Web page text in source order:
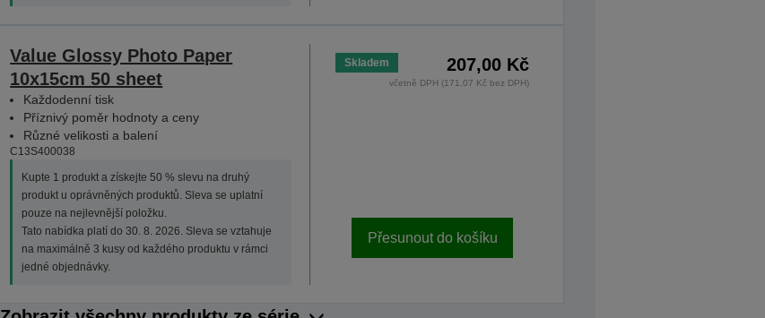
Value Glossy Photo Paper
10x15cm 50 sheet
Každodenní tisk
Příznivý poměr hodnoty a ceny
Různé velikosti a balení
C13S400038
Kupte 1 produkt a získejte 50 % slevu na druhý
produkt u oprávněných produktů. Sleva se uplatní
pouze na nejlevnější položku.
Tato nabídka platí do 30. 8. 2026. Sleva se vztahuje
na maximálně 3 kusy od každého produktu v rámci
jedné objednávky.
Skladem 207,00 Kč
včetně DPH (171,07 Kč bez DPH)
Přesunout do košíku